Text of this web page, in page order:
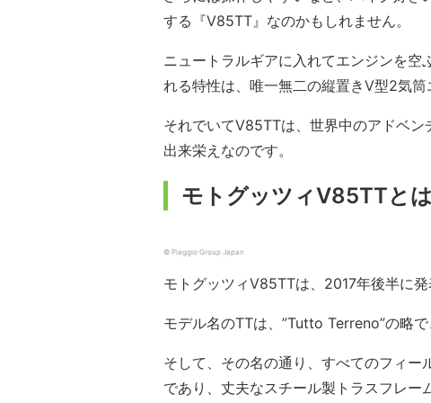
する『V85TT』なのかもしれません。
ニュートラルギアに入れてエンジンを空
れる特性は、唯一無二の縦置きV型2気
それでいてV85TTは、世界中のアドベ
出来栄えなのです。
モトグッツィV85TTとは
© Piaggio Group Japan
モトグッツィV85TTは、2017年後半に
モデル名のTTは、”Tutto Terreno”の略
そして、その名の通り、すべてのフィ
であり、丈夫なスチール製トラスフレー